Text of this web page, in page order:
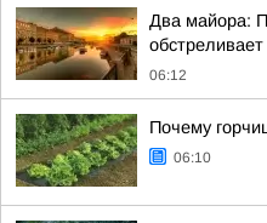
Два майора:
06:12
Почему
06:10